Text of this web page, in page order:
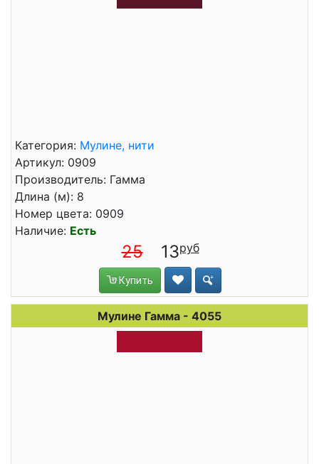
Категория: Мулине, нити
Артикул: 0909
Производитель: Гамма
Длина (м): 8
Номер цвета: 0909
Наличие: Есть
25 13
Купить
Мулине Гамма - 4055